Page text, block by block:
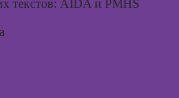
текстов: AIDA и PMHS